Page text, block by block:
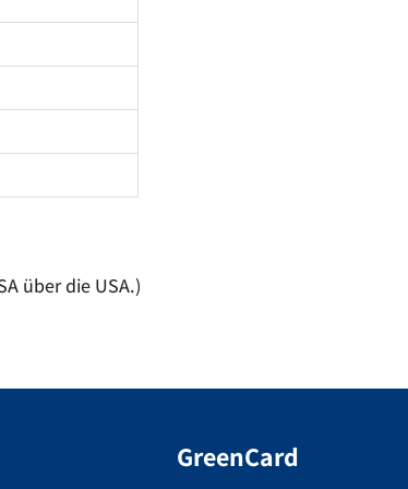
über die USA.)
GreenCard